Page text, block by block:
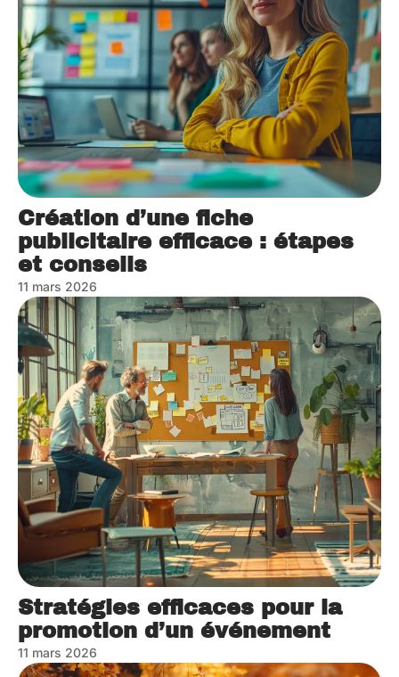
Création d’une fiche
publicitaire efficace : étapes
et conseils
11 mars 2026
Stratégies efficaces pour la
promotion d’un événement
11 mars 2026